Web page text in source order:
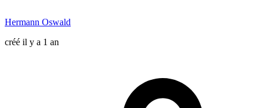
Hermann Oswald
créé il y a 1 an